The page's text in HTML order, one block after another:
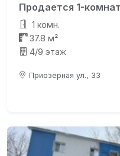
Продается 1-
1 комн.
37.8 м²
4/9 этаж
Приозерная ул., 33